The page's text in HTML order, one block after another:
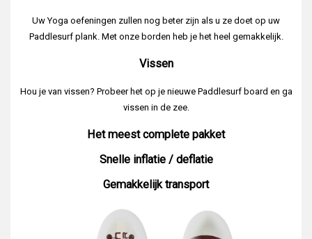
Uw Yoga oefeningen zullen nog beter zijn als u ze doet op uw
Paddlesurf plank. Met onze borden heb je het heel gemakkelijk.
Vissen
Hou je van vissen? Probeer het op je nieuwe Paddlesurf board en ga
vissen in de zee.
Het meest complete pakket
Snelle inflatie / deflatie
Gemakkelijk transport